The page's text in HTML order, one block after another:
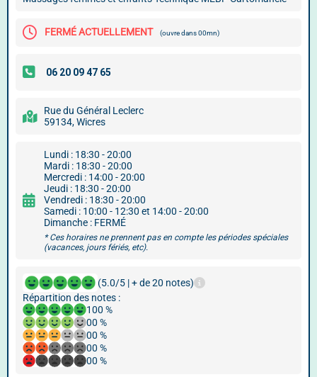
FERMÉ ACTUELLEMENT (ouvre dans 00mn)
Rue du Général Leclerc
59134, Wicres
Lundi : 18:30 - 20:00
Mardi : 18:30 - 20:00
Mercredi : 14:00 - 20:00
Jeudi : 18:30 - 20:00
Vendredi : 18:30 - 20:00
Samedi : 10:00 - 12:30 et 14:00 - 20:00
Dimanche : FERMÉ
* Ces horaires ne prennent pas en compte les périodes spéciales
(vacances, jours fériés, etc).
(5.0/5 | + de 20 notes)
Répartition des notes :
100 %
00 %
00 %
00 %
00 %